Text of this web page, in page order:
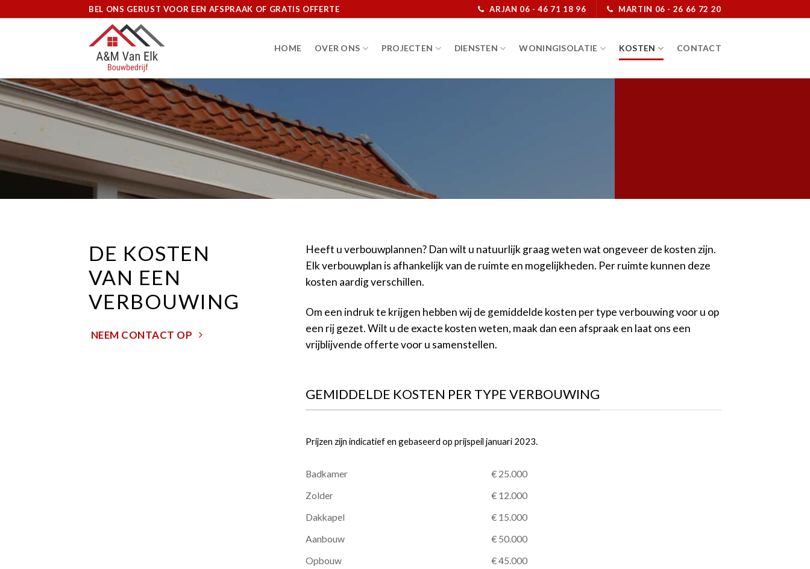
BEL ONS GERUST VOOR EEN AFSPRAAK OF GRATIS OFFERTE ARJAN 06 - 46 71 18 96 MARTIN 06 - 26 66 72 20
HOME OVER ONS PROJECTEN DIENSTEN WONINGISOLATIE KOSTEN CONTACT
DE KOSTEN
VAN EEN
VERBOUWING
NEEM CONTACT OP
Heeft u verbouwplannen? Dan wilt u natuurlijk graag weten wat ongeveer de kosten zijn.
Elk verbouwplan is afhankelijk van de ruimte en mogelijkheden. Per ruimte kunnen deze
kosten aardig verschillen.
Om een indruk te krijgen hebben wij de gemiddelde kosten per type verbouwing voor u op
een rij gezet. Wilt u de exacte kosten weten, maak dan een afspraak en laat ons een
vrijblijvende offerte voor u samenstellen.
GEMIDDELDE KOSTEN PER TYPE VERBOUWING
Prijzen zijn indicatief en gebaseerd op prijspeil januari 2023.
Badkamer
€ 25.000
Zolder
€ 12.000
Dakkapel
€ 15.000
Aanbouw
€ 50.000
Opbouw
€ 45.000